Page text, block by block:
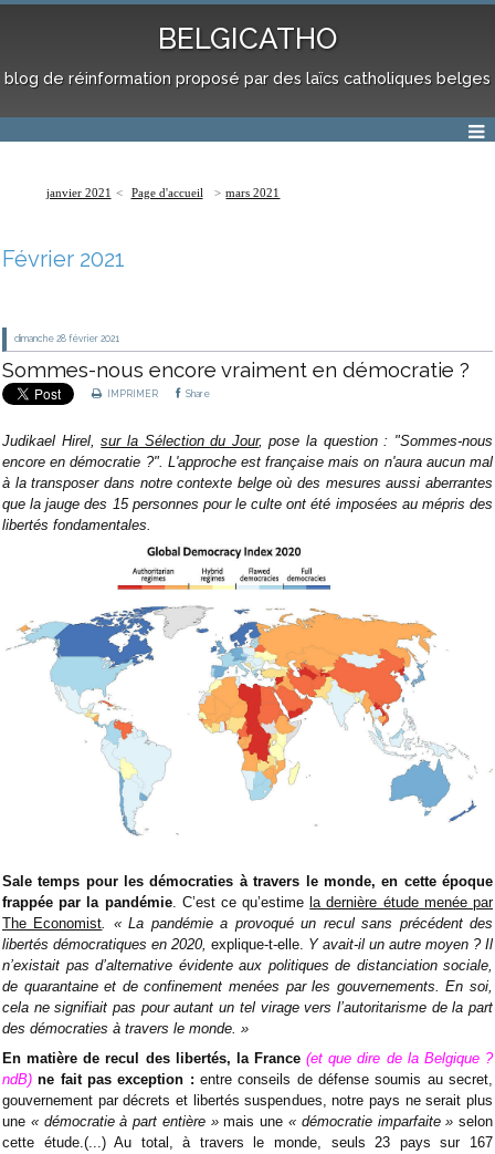
BELGICATHO
blog de réinformation proposé par des laïcs catholiques belges
janvier 2021 Page d'accueil mars 2021
Février 2021
dimanche 28 février 2021
Sommes-nous encore vraiment en démocratie ?
IMPRIMER Share
Judikael Hirel,sur la Sélection du Jour, pose la question : "Sommes-nous
encore en démocratie ?". L'approche est française mais on n'aura aucun mal
à la transposer dans notre contexte belge où des mesures aussi aberrantes
que la jauge des 15 personnes pour le culte ont été imposées au mépris des
libertés fondamentales.
Sale temps pour les démocraties à travers le monde, en cette époque
frappée par la pandémie. C’est ce qu’estime la dernière étude menée par
The Economist . « La pandémie a provoqué un recul sans précédent des
libertés démocratiques en 2020, explique-t-elle. Y avait-il un autre moyen ? Il
n’existait pas d’alternative évidente aux politiques de distanciation sociale,
de quarantaine et de confinement menées par les gouvernements. En soi,
cela ne signifiait pas pour autant un tel virage vers l’autoritarisme de la part
des démocraties à travers le monde. »
En matière de recul des libertés, la France(et que dire de la Belgique ?
ndB) ne fait pas exception : entre conseils de défense soumis au secret,
gouvernement par décrets et libertés suspendues, notre pays ne serait plus
une « démocratie à part entière» mais une « démocratie imparfaite» selon
cette étude.(...) Au total, à travers le monde, seuls 23 pays sur 167